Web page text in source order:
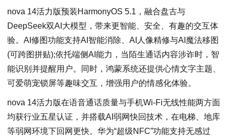
nova 14活力版预装HarmonyOS 5.1，融合盘古与
DeepSeek双AI大模型，带来更智能、安全、有趣的交互体
验。AI修图功能支持AI智能消除、AI人像精修与AI魔法移图
(可跨图拼贴);依托端侧AI能力，当陌生通话内容涉诈时，智
能识别并提醒用户。同时，鸿蒙系统还提供心情文字主题、
可爱萌宠锁屏等趣味交互，增强用户的情感化体验。
nova 14活力版在语音通话质量与手机Wi-Fi无线性能两方面
均获行业五星认证，并搭载AI弱网快回技术，在电梯、地库
等弱网环境下回网更快。华为“超级NFC”功能支持无感过